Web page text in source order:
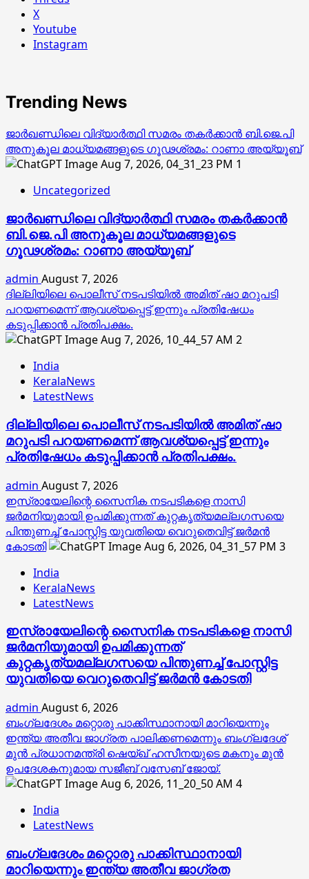
X
Youtube
Instagram
Trending News
ജാര്‍ഖണ്ഡിലെ വിദ്യാര്‍ത്ഥി സമരം തകര്‍ക്കാന്‍ ബി.ജെ.പി
അനുകൂല മാധ്യമങ്ങളുടെ ഗൂഢശ്രമം: റാണാ അയ്യൂബ്
1
Uncategorized
ജാര്‍ഖണ്ഡിലെ വിദ്യാര്‍ത്ഥി സമരം തകര്‍ക്കാന്‍
ബി.ജെ.പി അനുകൂല മാധ്യമങ്ങളുടെ
ഗൂഢശ്രമം: റാണാ അയ്യൂബ്
admin August 7, 2026
ദില്ലിയിലെ പൊലീസ് നടപടിയിൽ അമിത് ഷാ മറുപടി
പറയണമെന്ന് ആവശ്യപ്പെട്ട് ഇന്നും പ്രതിഷേധം
കടുപ്പിക്കാൻ പ്രതിപക്ഷം.
2
India
KeralaNews
LatestNews
ദില്ലിയിലെ പൊലീസ് നടപടിയിൽ അമിത് ഷാ
മറുപടി പറയണമെന്ന് ആവശ്യപ്പെട്ട് ഇന്നും
പ്രതിഷേധം കടുപ്പിക്കാൻ പ്രതിപക്ഷം.
admin August 7, 2026
ഇസ്രായേലിന്റെ സൈനിക നടപടികളെ നാസി
ജര്‍മനിയുമായി ഉപമിക്കുന്നത് കുറ്റകൃത്യമല്ലഗസയെ
പിന്തുണച്ച് പോസ്റ്റിട്ട യുവതിയെ വെറുതെവിട്ട് ജര്‍മന്‍
കോടതി
3
India
KeralaNews
LatestNews
ഇസ്രായേലിന്റെ സൈനിക നടപടികളെ നാസി
ജര്‍മനിയുമായി ഉപമിക്കുന്നത്
കുറ്റകൃത്യമല്ലഗസയെ പിന്തുണച്ച് പോസ്റ്റിട്ട
യുവതിയെ വെറുതെവിട്ട് ജര്‍മന്‍ കോടതി
admin August 6, 2026
ബംഗ്ലദേശം മറ്റൊരു പാക്കിസ്ഥാനായി മാറിയെന്നും
ഇന്ത്യ അതീവ ജാഗ്രത പാലിക്കണമെന്നും ബംഗ്ലദേശ്
മുൻ പ്രധാനമന്ത്രി ഷെയ്ഖ് ഹസീനയുടെ മകനും മുൻ
ഉപദേശകനുമായ സജീബ് വസേബ് ജോയ്.
4
India
LatestNews
ബംഗ്ലദേശം മറ്റൊരു പാക്കിസ്ഥാനായി
മാറിയെന്നും ഇന്ത്യ അതീവ ജാഗ്രത